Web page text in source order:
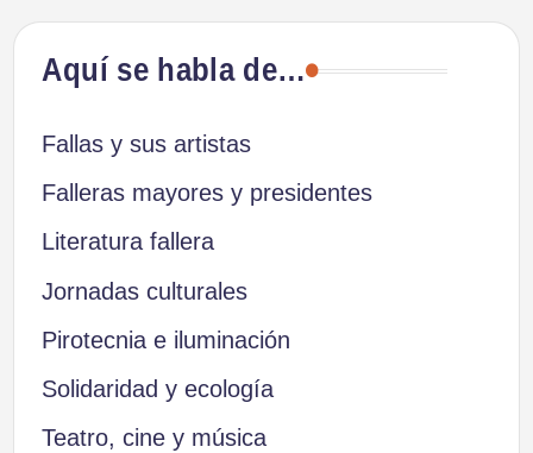
de
entradas
Aquí se habla de…
Fallas y sus artistas
Falleras mayores y presidentes
Literatura fallera
Jornadas culturales
Pirotecnia e iluminación
Solidaridad y ecología
Teatro, cine y música